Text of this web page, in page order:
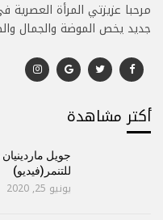
مرحبا عزيزتي المرأة
جديد يخص الموضة والجمال
أكتر مشاهدة
جويل
للتنمر(فيديو)
يونيو 25, 2020